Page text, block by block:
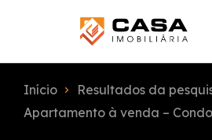
Início Resultados da
Apartamento à venda –